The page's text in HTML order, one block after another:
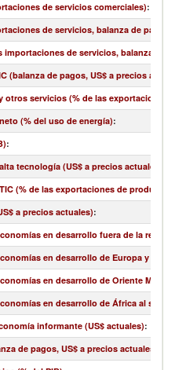
de servicios comerciales):
de servicios, balanza de pagos)
importaciones de servicios, balanza de
(balanza de pagos, US$ a precios
servicios (% de las exportaciones
(% del uso de energía):
:
tecnología (US$ a precios actuales)
(% de las exportaciones de productos)
a precios actuales):
en desarrollo fuera de la
en desarrollo de Europa y
en desarrollo de Oriente
en desarrollo de África al sur
informante (US$ actuales):
de pagos, US$ a precios actuales)